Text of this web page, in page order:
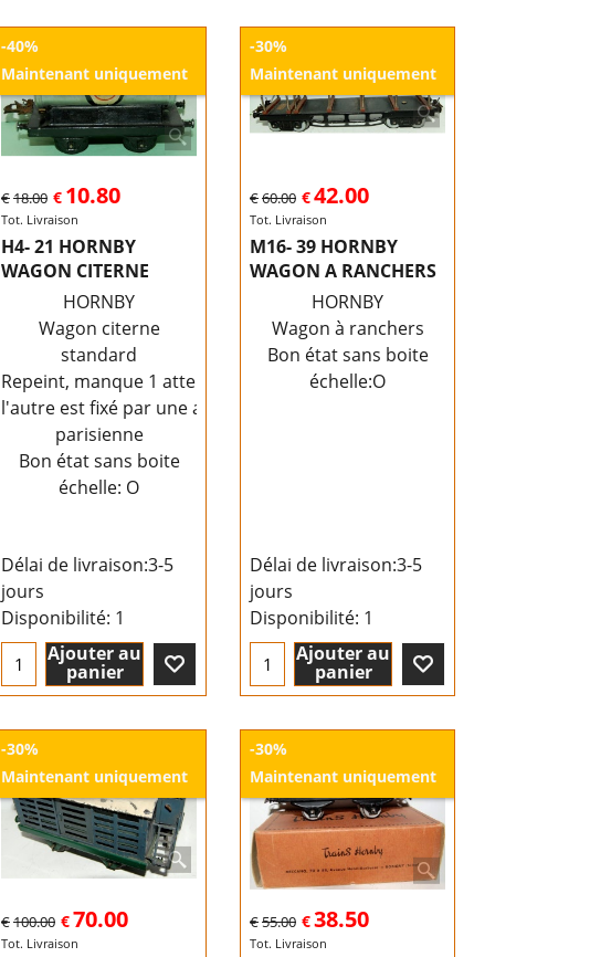
-40%
Maintenant uniquement
€18.00 € 10.80
Tot. Livraison
H4- 21 HORNBY
WAGON CITERNE
HORNBY
Wagon citerne
standard
Repeint, manque 1 attelage et
l'autre est fixé par une attache
parisienne
Bon état sans boite
échelle: O
Délai de livraison:3-5
jours
Disponibilité: 1
Ajouter au
panier
-30%
Maintenant uniquement
€60.00 €42.00
Tot. Livraison
M16- 39 HORNBY
WAGON A RANCHERS
HORNBY
Wagon à ranchers
Bon état sans boite
échelle:O
Délai de livraison:3-5
jours
Disponibilité: 1
Ajouter au
panier
-30%
Maintenant uniquement
€100.00 €70.00
Tot. Livraison
-30%
Maintenant uniquement
€55.00 €38.50
Tot. Livraison